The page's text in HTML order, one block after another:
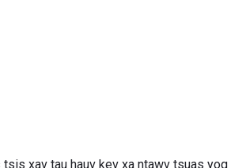
xav tau hauv kev xa ntawv tsuas yog